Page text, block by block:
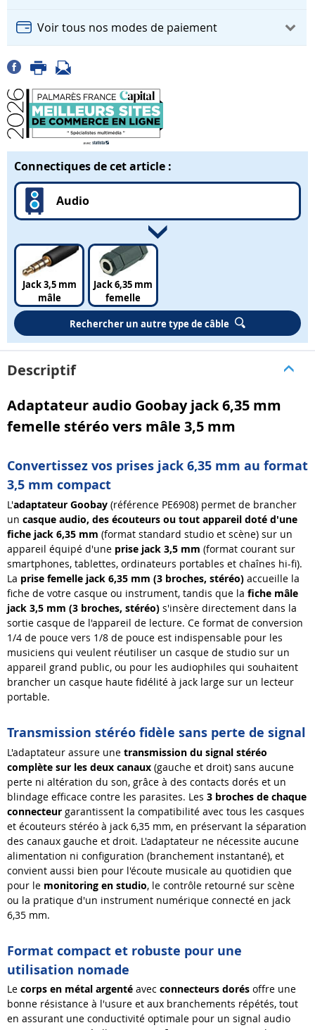
Voir tous nos modes de paiement
Connectiques de cet article :
Audio
Jack 3,5 mm
mâle
Jack 6,35 mm
femelle
Rechercher un autre type de câble
Descriptif
Adaptateur audio Goobay jack 6,35 mm
femelle stéréo vers mâle 3,5 mm
Convertissez vos prises jack 6,35 mm au format
3,5 mm compact
L'adaptateur Goobay (référence PE6908) permet de brancher
un casque audio, des écouteurs ou tout appareil doté d'une
fiche jack 6,35 mm (format standard studio et scène) sur un
appareil équipé d'une prise jack 3,5 mm (format courant sur
smartphones, tablettes, ordinateurs portables et chaînes hi-fi).
La prise femelle jack 6,35 mm (3 broches, stéréo) accueille la
fiche de votre casque ou instrument, tandis que la fiche mâle
jack 3,5 mm (3 broches, stéréo) s'insère directement dans la
sortie casque de l'appareil de lecture. Ce format de conversion
1/4 de pouce vers 1/8 de pouce est indispensable pour les
musiciens qui veulent réutiliser un casque de studio sur un
appareil grand public, ou pour les audiophiles qui souhaitent
brancher un casque haute fidélité à jack large sur un lecteur
portable.
Transmission stéréo fidèle sans perte de signal
L'adaptateur assure une transmission du signal stéréo
complète sur les deux canaux (gauche et droit) sans aucune
perte ni altération du son, grâce à des contacts dorés et un
blindage efficace contre les parasites. Les 3 broches de chaque
connecteur garantissent la compatibilité avec tous les casques
et écouteurs stéréo à jack 6,35 mm, en préservant la séparation
des canaux gauche et droit. L'adaptateur ne nécessite aucune
alimentation ni configuration (branchement instantané), et
convient aussi bien pour l'écoute musicale au quotidien que
pour le monitoring en studio, le contrôle retourné sur scène
ou la pratique d'un instrument numérique connecté en jack
6,35 mm.
Format compact et robuste pour une
utilisation nomade
Le corps en métal argenté avec connecteurs dorés offre une
bonne résistance à l'usure et aux branchements répétés, tout
en assurant une conductivité optimale pour un signal audio